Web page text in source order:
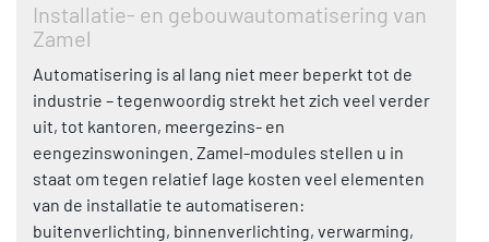
Installatie- en gebouwautomatisering van
Zamel
Automatisering is al lang niet meer beperkt tot de
industrie – tegenwoordig strekt het zich veel verder
uit, tot kantoren, meergezins- en
eengezinswoningen. Zamel-modules stellen u in
staat om tegen relatief lage kosten veel elementen
van de installatie te automatiseren:
buitenverlichting, binnenverlichting, verwarming,